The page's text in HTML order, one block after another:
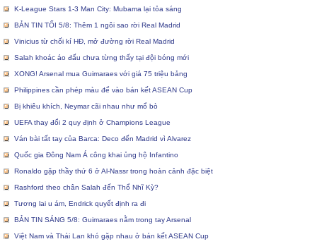
K-League Stars 1-3 Man City: Mubama lại tỏa sáng
BẢN TIN TỐI 5/8: Thêm 1 ngôi sao rời Real Madrid
Vinicius từ chối kí HĐ, mở đường rời Real Madrid
Salah khoác áo đấu chưa từng thấy tại đội bóng mới
XONG! Arsenal mua Guimaraes với giá 75 triệu bảng
Philippines cần phép màu để vào bán kết ASEAN Cup
Bị khiêu khích, Neymar cãi nhau như mổ bò
UEFA thay đổi 2 quy định ở Champions League
Ván bài tất tay của Barca: Deco đến Madrid vì Alvarez
Quốc gia Đông Nam Á công khai ủng hộ Infantino
Ronaldo gặp thầy thứ 6 ở Al-Nassr trong hoàn cảnh đặc biệt
Rashford theo chân Salah đến Thổ Nhĩ Kỳ?
Tương lai u ám, Endrick quyết định ra đi
BẢN TIN SÁNG 5/8: Guimaraes nằm trong tay Arsenal
Việt Nam và Thái Lan khó gặp nhau ở bán kết ASEAN Cup